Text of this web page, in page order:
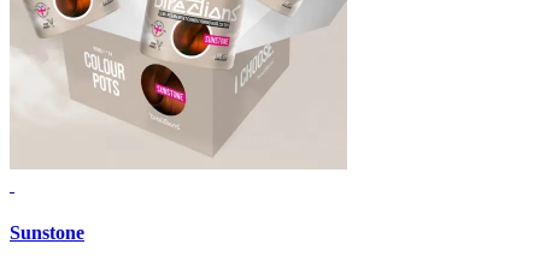
Sunstone